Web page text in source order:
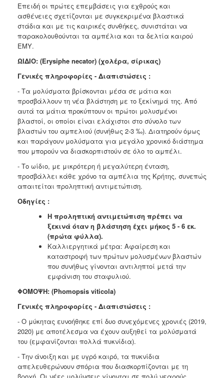
Επειδή οι πρώτες επεμβάσεις για εχθρούς και
ασθένειες σχετίζονται με συγκεκριμένα βλαστικά
στάδια και με τις καιρικές συνθήκες, συνιστάται να
παρακολουθούνται τα αμπέλια και τα δελτία καιρού
ΕΜΥ.
ΩΙΔΙΟ: (Erysiphe necator) (χολέρα, σίρικας)
Γενικές πληροφορίες - Διαπιστώσεις :
- Τα μολύσματα βρίσκονται μέσα σε μάτια και
προσβάλλουν τη νέα βλάστηση με το ξεκίνημά της. Από
αυτά τα μάτια προκύπτουν οι πρώτοι μολυσμένοι
βλαστοί, οι οποίοι είναι ελάχιστοι στο σύνολο των
βλαστών του αμπελιού (συνήθως 2-3 ‰). Διατηρούν όμως
και παράγουν μολύσματα για μεγάλο χρονικό διάστημα
που μπορούν να διασκορπιστούν σε όλο το αμπέλι.
- Το ωίδιο, με μικρότερη ή μεγαλύτερη ένταση,
προσβάλλει κάθε χρόνο τα αμπέλια της Κρήτης, συνεπώς
απαιτείται προληπτική αντιμετώπιση.
Οδηγίες :
Η προληπτική αντιμετώπιση πρέπει να
ξεκινά όταν η βλάστηση έχει μήκος 5 - 6 εκ.
(πρώτα φύλλα).
Καλλιεργητικά μέτρα: Αφαίρεση και
καταστροφή των πρώτων μολυσμένων βλαστών
που συνήθως γίνονται αντιληπτοί μετά την
εμφάνιση του σταφυλιού.
ΦΟΜΟΨΗ: (Phomopsis viticola)
Γενικές πληροφορίες - Διαπιστώσεις :
- Ο μύκητας ευνοήθηκε επί δυο συνεχόμενες χρονιές (2019,
2020) με αποτέλεσμα να έχουν αυξηθεί τα μολύσματά
του (εμφανίζονται πολλά πυκνίδια).
- Την άνοιξη και με υγρό καιρό, τα πυκνίδια
απελευθερώνουν σπόρια που διασκορπίζονται με τη